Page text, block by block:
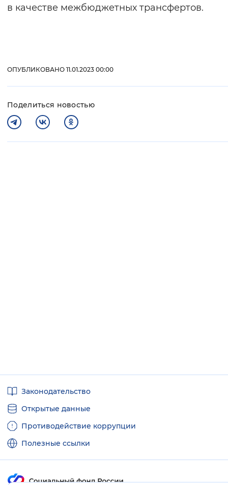
в качестве межбюджетных трансфертов.
ОПУБЛИКОВАНО 11.01.2023 00:00
Поделиться новостью
ссылкиЗаконодательство
Открытые данные
Противодействие коррупции
Полезные ссылки